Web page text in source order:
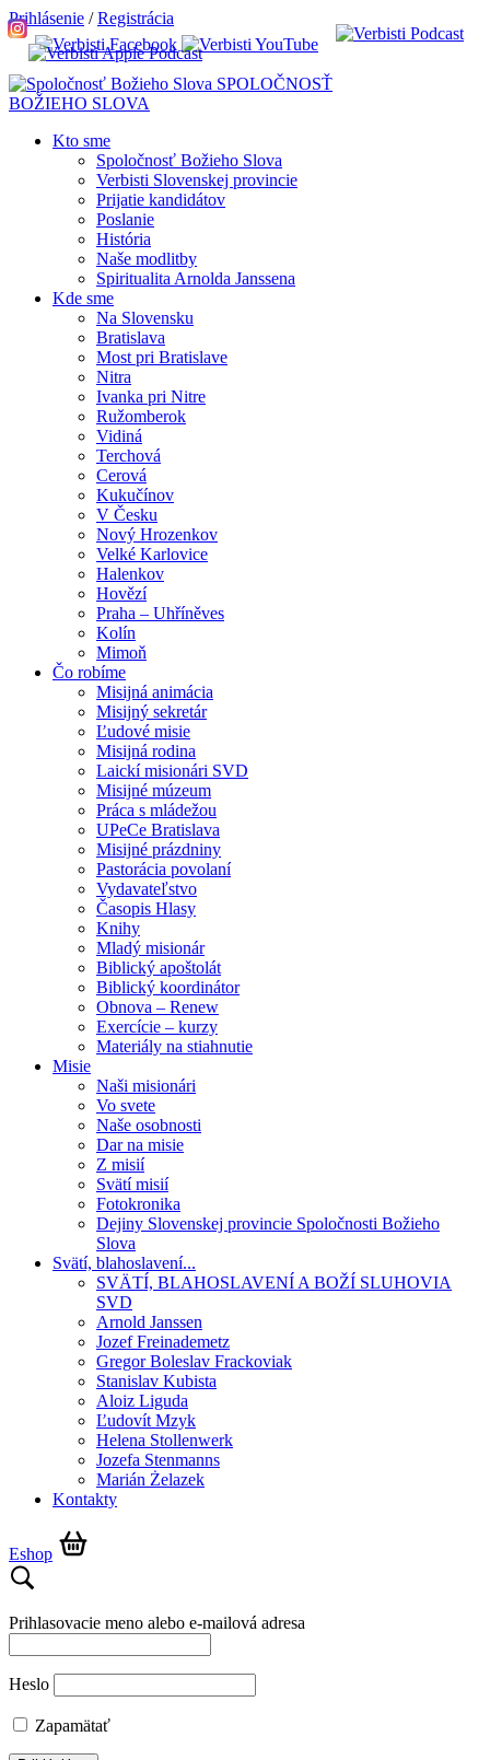
Prihlásenie /Registrácia
SPOLOČNOSŤ
BOŽIEHO SLOVA
Kto sme
Spoločnosť Božieho Slova
Verbisti Slovenskej provincie
Prijatie kandidátov
Poslanie
História
Naše modlitby
Spiritualita Arnolda Janssena
Kde sme
Na Slovensku
Bratislava
Most pri Bratislave
Nitra
Ivanka pri Nitre
Ružomberok
Vidiná
Terchová
Cerová
Kukučínov
V Česku
Nový Hrozenkov
Velké Karlovice
Halenkov
Hovězí
Praha – Uhříněves
Kolín
Mimoň
Čo robíme
Misijná animácia
Misijný sekretár
Ľudové misie
Misijná rodina
Laickí misionári SVD
Misijné múzeum
Práca s mládežou
UPeCe Bratislava
Misijné prázdniny
Pastorácia povolaní
Vydavateľstvo
Časopis Hlasy
Knihy
Mladý misionár
Biblický apoštolát
Biblický koordinátor
Obnova – Renew
Exercície – kurzy
Materiály na stiahnutie
Misie
Naši misionári
Vo svete
Naše osobnosti
Dar na misie
Z misií
Svätí misií
Fotokronika
Dejiny Slovenskej provincie Spoločnosti Božieho
Slova
Svätí, blahoslavení...
SVÄTÍ, BLAHOSLAVENÍ A BOŽÍ SLUHOVIA
SVD
Arnold Janssen
Jozef Freinademetz
Gregor Boleslav Frackoviak
Stanislav Kubista
Aloiz Liguda
Ľudovít Mzyk
Helena Stollenwerk
Jozefa Stenmanns
Marián Żelazek
Kontakty
Eshop
Prihlasovacie meno alebo e-mailová adresa
Heslo
Zapamätať